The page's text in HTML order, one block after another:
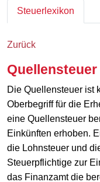
Steuerlexikon
Zurück
Quellensteuer
Die Quellensteuer ist
Oberbegriff für die
eine Quellensteuer
Einkünften erhoben.
die Lohnsteuer und
Steuerpflichtige zur
das Finanzamt die